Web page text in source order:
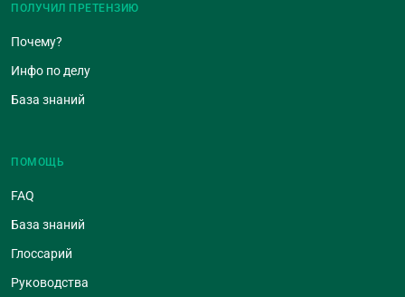
ПОЛУЧИЛ ПРЕТЕНЗИЮ
Почему?
Инфо по делу
База знаний
ПОМОЩЬ
FAQ
База знаний
Глоссарий
Руководства